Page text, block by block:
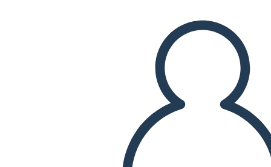
FÓLIE ŠABLONY
Zkopírujte tento scénář
VYTVOŘIT STORYBOARD
PŘEHRÁT PREZENTACI
PŘEČTI MI